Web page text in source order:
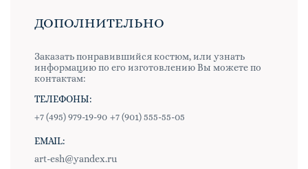
ДОПОЛНИТЕЛЬНО
Заказать понравившийся костюм, или узнать
информацию по его изготовлению Вы можете по
контактам:
ТЕЛЕФОНЫ:
+7 (495) 979-19-90 +7 (901) 555-55-05
EMAIL:
art-esh@yandex.ru